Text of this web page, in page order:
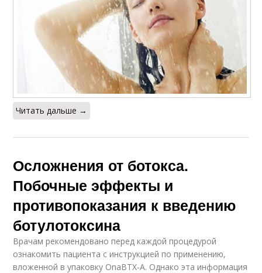
Читать дальше →
Осложнения от ботокса.
Побочные эффекты и
противопоказания к введению
ботулотоксина
Врачам рекомендовано перед каждой процедурой
ознакомить пациента с инструкцией по применению,
вложенной в упаковку OnaBTX-A. Однако эта информация